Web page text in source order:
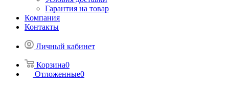
Гарантия на товар
Компания
Контакты
Личный кабинет
Корзина0
Отложенные0